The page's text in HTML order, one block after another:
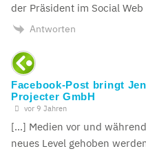
der Präsident im Social
Antworten
Facebook-Post bringt
Projecter GmbH
vor 9 Jahren
[…] Medien vor und
neues Level gehoben